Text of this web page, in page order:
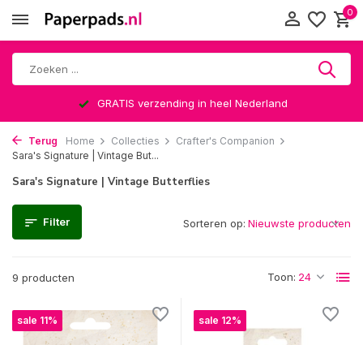
0
GRATIS verzending in heel Nederland
Terug Home Collecties
Crafter's Companion
Sara's Signature | Vintage But...
Sara's Signature | Vintage Butterflies
Filter
9 producten Toon:
Sorteren op:
sale 11% sale 12%